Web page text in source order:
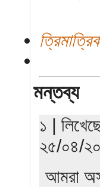
মন্তব্য
১ |
২৫/০৪/
আমরা